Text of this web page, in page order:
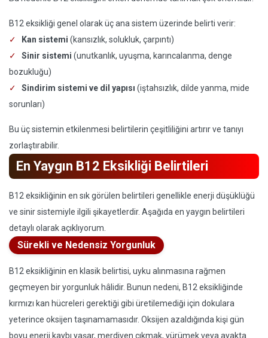
B12 eksikliği genel olarak üç ana sistem üzerinde belirti verir:
Kan sistemi (kansızlık, solukluk, çarpıntı)
Sinir sistemi (unutkanlık, uyuşma, karıncalanma, denge
bozukluğu)
Sindirim sistemi ve dil yapısı (iştahsızlık, dilde yanma, mide
sorunları)
Bu üç sistemin etkilenmesi belirtilerin çeşitliliğini artırır ve tanıyı
zorlaştırabilir.
En Yaygın B12 Eksikliği Belirtileri
B12 eksikliğinin en sık görülen belirtileri genellikle enerji düşüklüğü
ve sinir sistemiyle ilgili şikayetlerdir. Aşağıda en yaygın belirtileri
detaylı olarak açıklıyorum.
Sürekli ve Nedensiz Yorgunluk
B12 eksikliğinin en klasik belirtisi, uyku alınmasına rağmen
geçmeyen bir yorgunluk hâlidir. Bunun nedeni, B12 eksikliğinde
kırmızı kan hücreleri gerektiği gibi üretilemediği için dokulara
yeterince oksijen taşınamamasıdır. Oksijen azaldığında kişi gün
boyu enerji kaybı yaşar, merdiven çıkmak, yürümek veya ayakta